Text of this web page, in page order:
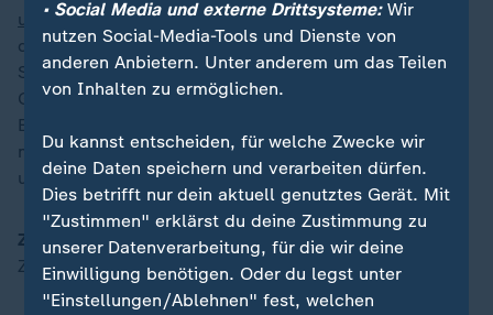
unserer Industrie, vor allem im Automobilsektor. All
diese Baustellen im Bereich Infrastruktur, Schiene,
Straße, Luftfahrt brauchen dringend Investitionen.
Große Investitionen. Sie brauchen auch ein starkes
Engagement unserer Regierungen, die Ansagen
machen, wo sie Schwerpunkte setzen. Das muss
unbedingt jetzt passieren.
ZDFheute: Und was soll Macron jetzt machen?
Zurücktreten?
• Social Media und externe Drittsysteme:Wir
nutzen Social-Media-Tools und Dienste von
anderen Anbietern. Unter anderem um das Teilen
von Inhalten zu ermöglichen.
Du kannst entscheiden, für welche Zwecke wir
deine Daten speichern und verarbeiten dürfen.
Dies betrifft nur dein aktuell genutztes Gerät. Mit
"Zustimmen" erklärst du deine Zustimmung zu
unserer Datenverarbeitung, für die wir deine
Einwilligung benötigen. Oder du legst unter
"Einstellungen/Ablehnen" fest, welchen